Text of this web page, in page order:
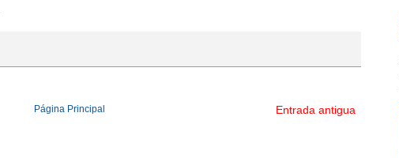
Entrada antigua
Página Principal